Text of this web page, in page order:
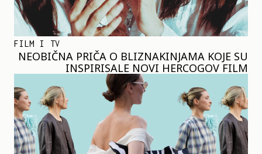
FILM I TV
NEOBIČNA PRIČA O BLIZNAKINJAMA KOJE SU
INSPIRISALE NOVI HERCOGOV FILM